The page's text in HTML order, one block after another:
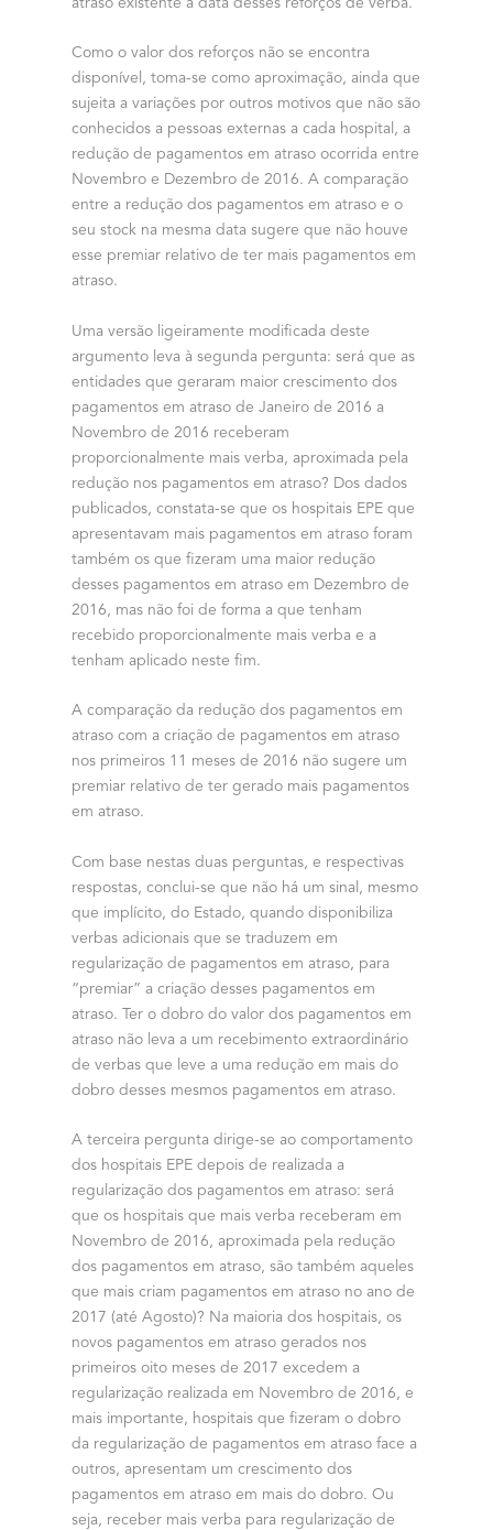
atraso existente à data desses reforços de verba.
Como o valor dos reforços não se encontra
disponível, toma-se como aproximação, ainda que
sujeita a variações por outros motivos que não são
conhecidos a pessoas externas a cada hospital, a
redução de pagamentos em atraso ocorrida entre
Novembro e Dezembro de 2016. A comparação
entre a redução dos pagamentos em atraso e o
seu stock na mesma data sugere que não houve
esse premiar relativo de ter mais pagamentos em
atraso.
Uma versão ligeiramente modificada deste
argumento leva à segunda pergunta: será que as
entidades que geraram maior crescimento dos
pagamentos em atraso de Janeiro de 2016 a
Novembro de 2016 receberam
proporcionalmente mais verba, aproximada pela
redução nos pagamentos em atraso? Dos dados
publicados, constata-se que os hospitais EPE que
apresentavam mais pagamentos em atraso foram
também os que fizeram uma maior redução
desses pagamentos em atraso em Dezembro de
2016, mas não foi de forma a que tenham
recebido proporcionalmente mais verba e a
tenham aplicado neste fim.
A comparação da redução dos pagamentos em
atraso com a criação de pagamentos em atraso
nos primeiros 11 meses de 2016 não sugere um
premiar relativo de ter gerado mais pagamentos
em atraso.
Com base nestas duas perguntas, e respectivas
respostas, conclui-se que não há um sinal, mesmo
que implícito, do Estado, quando disponibiliza
verbas adicionais que se traduzem em
regularização de pagamentos em atraso, para
“premiar” a criação desses pagamentos em
atraso. Ter o dobro do valor dos pagamentos em
atraso não leva a um recebimento extraordinário
de verbas que leve a uma redução em mais do
dobro desses mesmos pagamentos em atraso.
A terceira pergunta dirige-se ao comportamento
dos hospitais EPE depois de realizada a
regularização dos pagamentos em atraso: será
que os hospitais que mais verba receberam em
Novembro de 2016, aproximada pela redução
dos pagamentos em atraso, são também aqueles
que mais criam pagamentos em atraso no ano de
2017 (até Agosto)? Na maioria dos hospitais, os
novos pagamentos em atraso gerados nos
primeiros oito meses de 2017 excedem a
regularização realizada em Novembro de 2016, e
mais importante, hospitais que fizeram o dobro
da regularização de pagamentos em atraso face a
outros, apresentam um crescimento dos
pagamentos em atraso em mais do dobro. Ou
seja, receber mais verba para regularização de